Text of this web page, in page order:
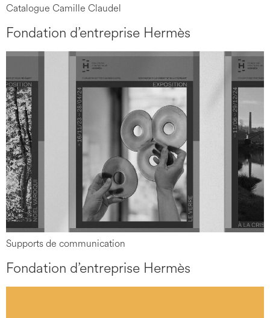
Catalogue Camille Claudel
Fondation d’entreprise Hermès
Supports de communication
Fondation d’entreprise Hermès